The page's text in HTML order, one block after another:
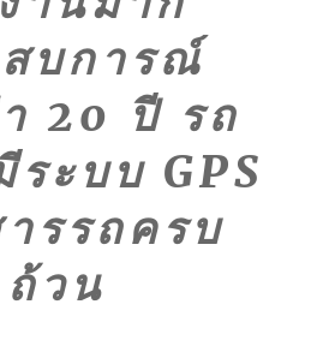
บการณ์
20 ปี รถ
ะบบ GPS
ารรถครบ
ถ้วน